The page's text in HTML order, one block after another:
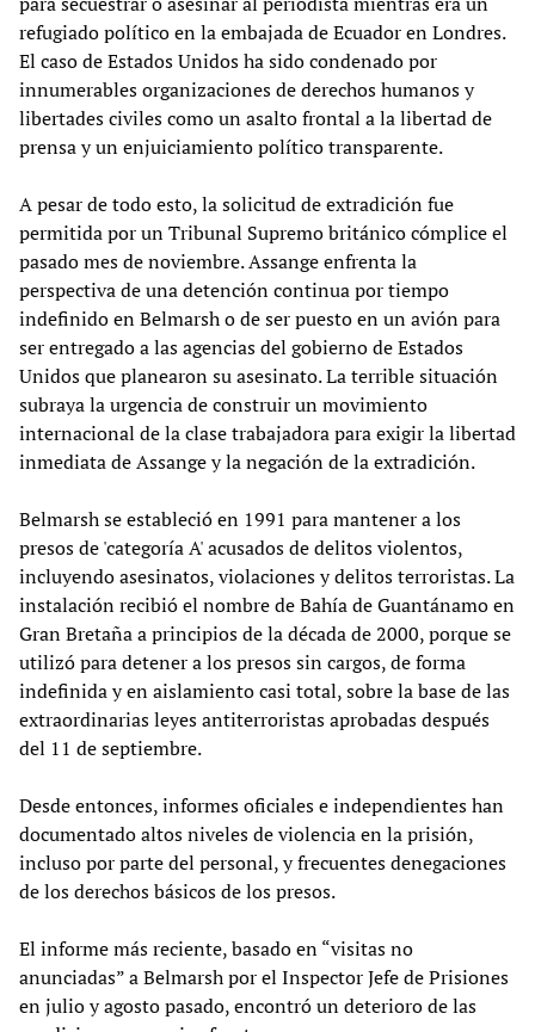
refugiado político en la embajada de Ecuador en Londres.
El caso de Estados Unidos ha sido condenado por
innumerables organizaciones de derechos humanos y
libertades civiles como un asalto frontal a la libertad de
prensa y un enjuiciamiento político transparente.
A pesar de todo esto, la solicitud de extradición fue
permitida por un Tribunal Supremo británico cómplice el
pasado mes de noviembre. Assange enfrenta la
perspectiva de una detención continua por tiempo
indefinido en Belmarsh o de ser puesto en un avión para
ser entregado a las agencias del gobierno de Estados
Unidos que planearon su asesinato. La terrible situación
subraya la urgencia de construir un movimiento
internacional de la clase trabajadora para exigir la libertad
inmediata de Assange y la negación de la extradición.
Belmarsh se estableció en 1991 para mantener a los
presos de 'categoría A' acusados de delitos violentos,
incluyendo asesinatos, violaciones y delitos terroristas. La
instalación recibió el nombre de Bahía de Guantánamo en
Gran Bretaña a principios de la década de 2000, porque se
utilizó para detener a los presos sin cargos, de forma
indefinida y en aislamiento casi total, sobre la base de las
extraordinarias leyes antiterroristas aprobadas después
del 11 de septiembre.
Desde entonces, informes oficiales e independientes han
documentado altos niveles de violencia en la prisión,
incluso por parte del personal, y frecuentes denegaciones
de los derechos básicos de los presos.
El informe más reciente, basado en “visitas no
anunciadas” a Belmarsh por el Inspector Jefe de Prisiones
en julio y agosto pasado, encontró un deterioro de las